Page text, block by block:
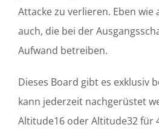
Attacke zu verlieren. Eben wie
auch, die bei der
Aufwand betreiben.
Dieses Board gibt es exklusiv
kann jederzeit nachgerüstet
Altitude16 oder Altitude32 für